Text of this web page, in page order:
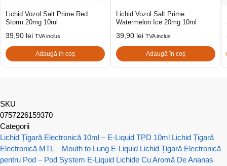
Lichid Vozol Salt Prime Red
Storm 20mg 10ml
39,90 lei TVA inclus
Adaugă în coș
Lichid Vozol Salt Prime
Watermelon Ice 20mg 10ml
39,90 lei TVA inclus
Adaugă în coș
SKU
0757226159370
Categorii
Lichid Țigară Electronică 10ml – E-Liquid TPD 10ml Lichid Țigară
Electronică MTL – Mouth to Lung E-Liquid Lichid Țigară Electronică
pentru Pod – Pod System E-Liquid Lichide Cu Aromă De Ananas